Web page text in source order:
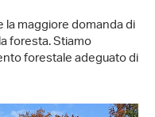
maggiore domanda di
foresta. Stiamo
forestale adeguato di